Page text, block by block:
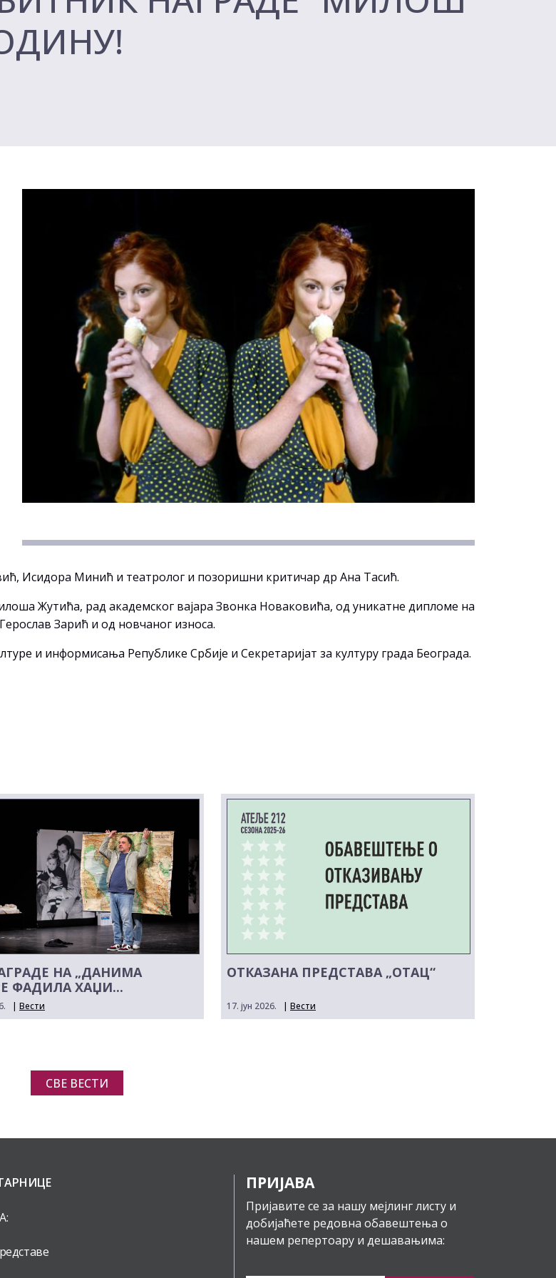
Исидора Минић и театролог и позоришни критичар др Ана Тасић.
Жутића, рад академског вајара Звонка Новаковића, од уникатне дипломе на
Зарић и од новчаног износа.
и информисања Републике Србије и Секретаријат за културу града Београда.
НА „ДАНИМА
ФАДИЛА ХАЏИ...
| Вести
ОТКАЗАНА ПРЕДСТАВА „ОТАЦ“
17. јун 2026. | Вести
СВЕ ВЕСТИ
ПРИЈАВА
Пријавите се за нашу мејлинг листу и
добијаћете редовна обавештења о
нашем репертоару и дешавањима: